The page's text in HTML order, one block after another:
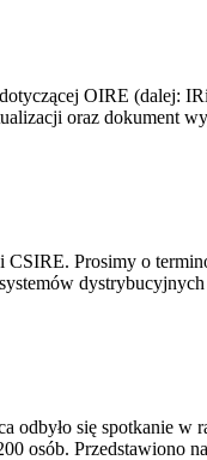
OIRE (dalej:
oraz dokument
Prosimy o
się spotkanie w
osób. Przedstawiono